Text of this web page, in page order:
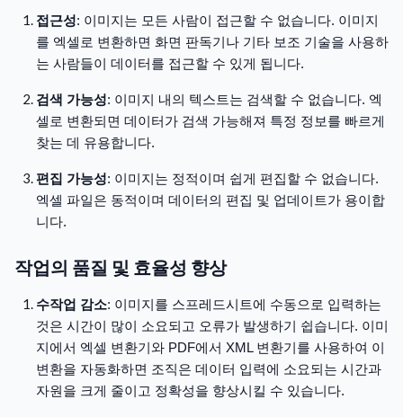
접근성: 이미지는 모든 사람이 접근할 수 없습니다. 이미지
를 엑셀로 변환하면 화면 판독기나 기타 보조 기술을 사용하
는 사람들이 데이터를 접근할 수 있게 됩니다.
검색 가능성: 이미지 내의 텍스트는 검색할 수 없습니다. 엑
셀로 변환되면 데이터가 검색 가능해져 특정 정보를 빠르게
찾는 데 유용합니다.
편집 가능성: 이미지는 정적이며 쉽게 편집할 수 없습니다.
엑셀 파일은 동적이며 데이터의 편집 및 업데이트가 용이합
니다.
작업의 품질 및 효율성 향상
수작업 감소: 이미지를 스프레드시트에 수동으로 입력하는
것은 시간이 많이 소요되고 오류가 발생하기 쉽습니다. 이미
지에서 엑셀 변환기와 PDF에서 XML 변환기를 사용하여 이
변환을 자동화하면 조직은 데이터 입력에 소요되는 시간과
자원을 크게 줄이고 정확성을 향상시킬 수 있습니다.